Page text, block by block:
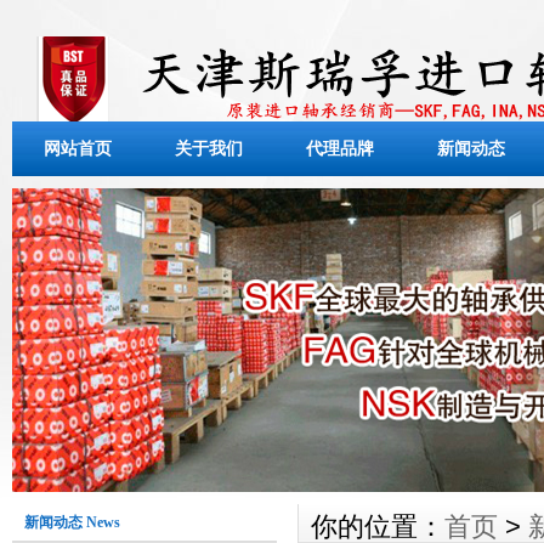
网站首页 关于我们 代理品牌 新闻动态
新闻动态 News 你的位置： 首页 >